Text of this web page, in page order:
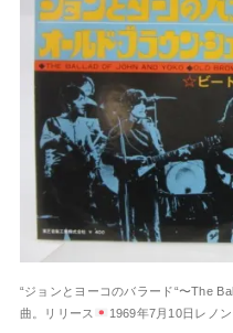
“ジョンとヨーコのバラード“〜The
曲。リリース
1969年7月10日レノ